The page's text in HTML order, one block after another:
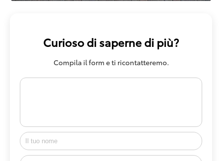
Curioso di saperne di più?
Compila il form e ti ricontatteremo.